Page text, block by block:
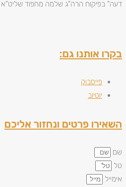
דעה" בפיקוח הרה"ג שלמה מחפוד שליט"א
בקרו אותנו גם:
פייסבוק
יוטיוב
השאירו פרטים ונחזור אליכם
שם
טל
אימייל